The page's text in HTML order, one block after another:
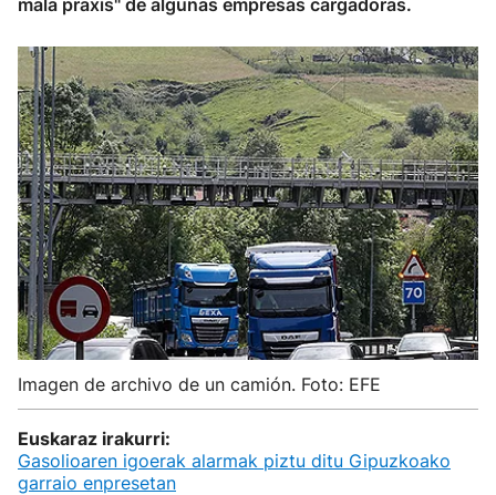
mala praxis" de algunas empresas cargadoras.
Imagen de archivo de un camión. Foto: EFE
Euskaraz irakurri:
Gasolioaren igoerak alarmak piztu ditu Gipuzkoako
garraio enpresetan